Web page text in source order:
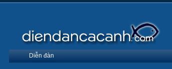
Diễn đàn